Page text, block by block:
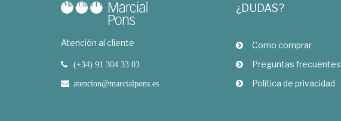
Atención al cliente
(+34) 91 304 33 03
atencion@marcialpons.es
¿DUDAS?
Como comprar
Preguntas frecuentes
Política de privacidad